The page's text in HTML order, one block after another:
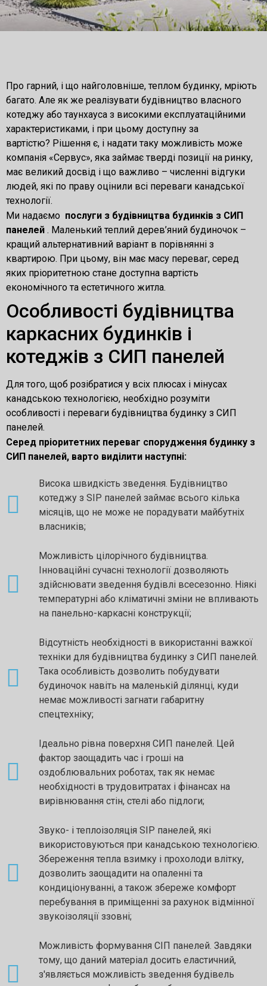
Про гарний, і що найголовніше, теплом будинку, мріють
багато. Але як же реалізувати будівництво власного
котеджу або таунхауса з високими експлуатаційними
характеристиками, і при цьому доступну за
вартістю? Рішення є, і надати таку можливість може
компанія «Сервус», яка займає тверді позиції на ринку,
має великий досвід і що важливо – численні відгуки
людей, які по праву оцінили всі переваги канадської
технології.
Ми надаємо послуги з будівництва будинків з СИП
панелей . Маленький теплий дерев’яний будиночок –
кращий альтернативний варіант в порівнянні з
квартирою. При цьому, він має масу переваг, серед
яких пріоритетною стане доступна вартість
економічного та естетичного житла.
Особливості будівництва
каркасних будинків і
котеджів з СИП панелей
Для того, щоб розібратися у всіх плюсах і мінусах
канадською технологією, необхідно розуміти
особливості і переваги будівництва будинку з СИП
панелей.
Серед пріоритетних переваг спорудження будинку з
СИП панелей, варто виділити наступні:
Висока швидкість зведення. Будівництво
котеджу з SIP панелей займає всього кілька
місяців, що не може не порадувати майбутніх
власників;
Можливість цілорічного будівництва.
Інноваційні сучасні технології дозволяють
здійснювати зведення будівлі всесезонно. Ніякі
температурні або кліматичні зміни не впливають
на панельно-каркасні конструкції;
Відсутність необхідності в використанні важкої
техніки для будівництва будинку з СИП панелей.
Така особливість дозволить побудувати
будиночок навіть на маленькій ділянці, куди
немає можливості загнати габаритну
спецтехніку;
Ідеально рівна поверхня СИП панелей. Цей
фактор заощадить час і гроші на
оздоблювальних роботах, так як немає
необхідності в трудовитратах і фінансах на
вирівнювання стін, стелі або підлоги;
Звуко- і теплоізоляція SIP панелей, які
використовуються при канадською технологією.
Збереження тепла взимку і прохолоди влітку,
дозволить заощадити на опаленні та
кондиціонуванні, а також збереже комфорт
перебування в приміщенні за рахунок відмінної
звукоізоляції ззовні;
Можливість формування СІП панелей. Завдяки
тому, що даний матеріал досить еластичний,
з'являється можливість зведення будівель